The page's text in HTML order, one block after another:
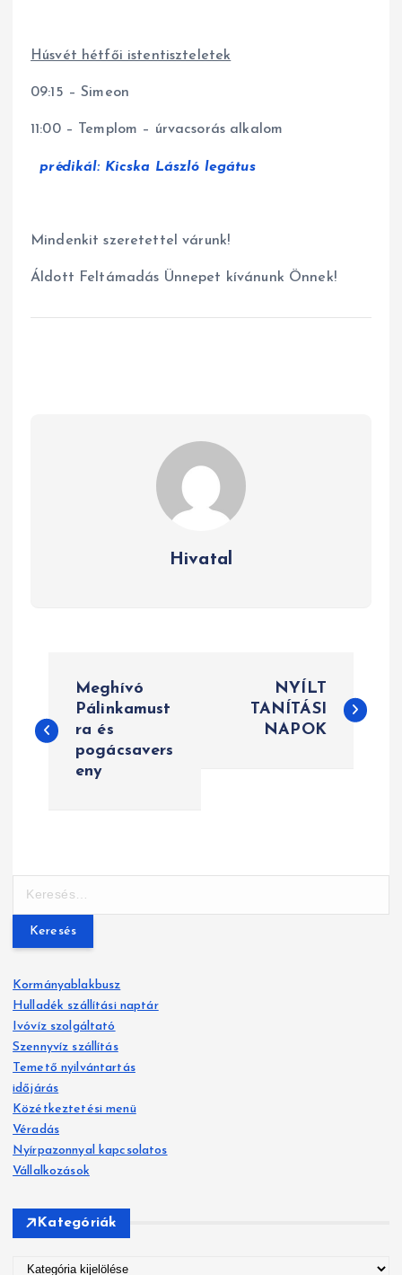
Húsvét hétfői istentiszteletek
09:15 – Simeon
11:00 – Templom – úrvacsorás alkalom
prédikál: Kicska László legátus
Mindenkit szeretettel várunk!
Áldott Feltámadás Ünnepet kívánunk Önnek!
Hivatal
j
z
é
s
n
a
v
i
g
á
c
i
Meghívó
Pálinkamust
ra és
pogácsavers
eny
NYÍLT
TANÍTÁSI
NAPOK
e
é
s
:
Kormányablakbusz
Hulladék szállítási naptár
Ivóvíz szolgáltató
Szennyvíz szállítás
Temető nyilvántartás
időjárás
Közétkeztetési menü
Véradás
Nyírpazonnyal kapcsolatos
Vállalkozások
Kategóriák